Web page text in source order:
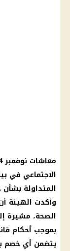
معاشات نوفمبر 2024
الاجتماعي في
المتداولة بشأن خصم
وأكدت الهيئة
الصحة، مشيرة
بموجب أحكام
يتضمن أي خصم بنسبة 2%